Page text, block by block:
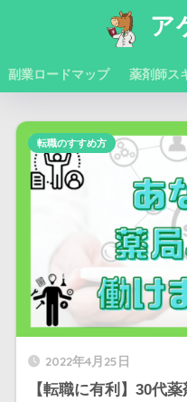
ア
副業ロードマップ 薬剤師ス
2022年4月25日
【転職に有利】30代
転職のすすめ方